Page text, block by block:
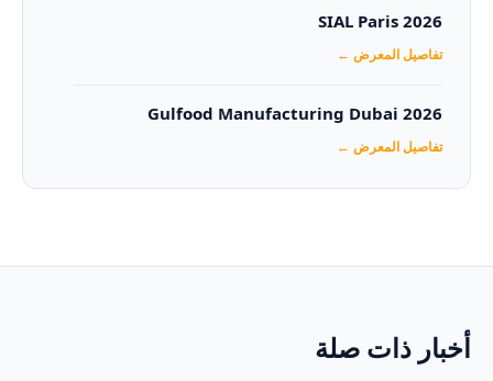
SIAL Paris 2026
تفاصيل المعرض ←
Gulfood Manufacturing Dubai 2026‏
تفاصيل المعرض ←
أخبار ذات صلة